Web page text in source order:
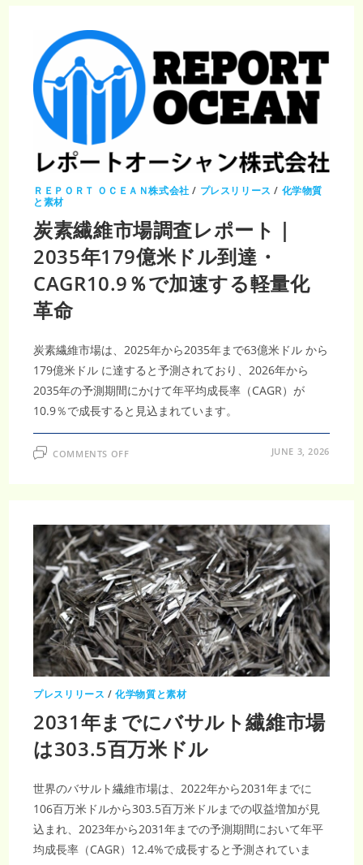
チ
ッ
ク
市
場
調
査
レ
ト
｜
2035
年
551
3000
万
米
ド
ル・
CAGR7.79%
で
需
ＲＥＰＯＲＴ ＯＣＥＡＮ株式会社 / プレスリリース / 化学物質
と素材
炭素繊維市場調査レポート｜
2035年179億米ドル到達・
CAGR10.9％で加速する軽量化
革命
炭素繊維市場は、2025年から2035年まで63億米ドル から
179億米ドル に達すると予測されており、2026年から
2035年の予測期間にかけて年平均成長率（CAGR）が
10.9％で成長すると見込まれています。
COMMENTS OFFON
調
査
レ
ポ
ー
ト
｜
2035
年
179
億
米
ド
ル
到
CAGR10.9％
で
加
速
す
る
軽
革
命
JUNE 3, 2026
プレスリリース /化学物質と素材
2031年までにバサルト繊維市場
は303.5百万米ドル
世界のバサルト繊維市場は、2022年から2031年までに
106百万米ドルから303.5百万米ドルまでの収益増加が見
込まれ、2023年から2031年までの予測期間において年平
均成長率（CAGR）12.4%で成長すると予測されていま